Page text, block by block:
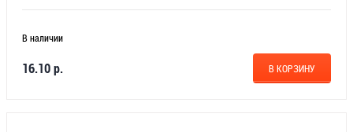
В наличии
16.10 р. В КОРЗИНУ